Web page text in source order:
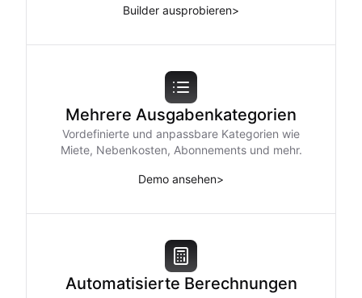
Builder ausprobieren>
Mehrere Ausgabenkategorien
Vordefinierte und anpassbare Kategorien wie
Miete, Nebenkosten, Abonnements und mehr.
Demo ansehen>
Automatisierte Berechnungen